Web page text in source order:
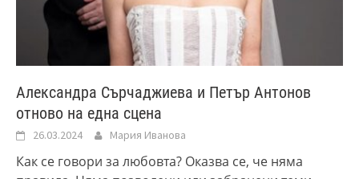
Александра Сърчаджиева и Петър Антонов
отново на една сцена
26.03.2024 Мария Иванова
Как се говори за любовта? Оказва се, че няма